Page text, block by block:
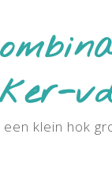
een klein hok